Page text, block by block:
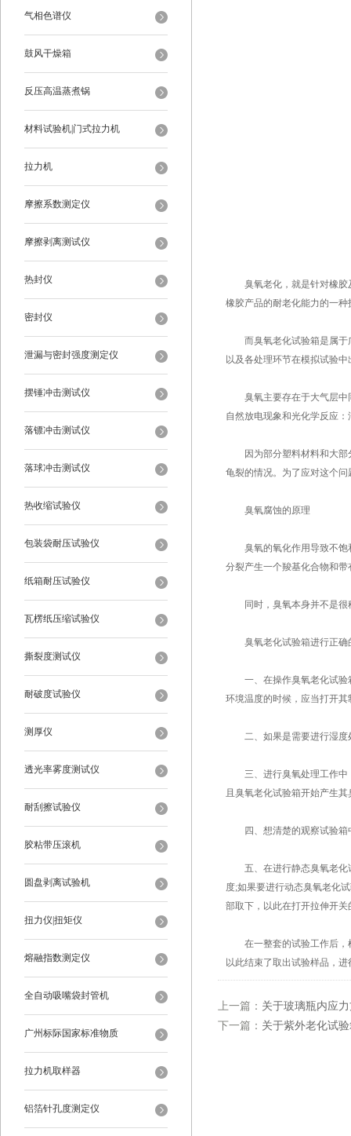
气相色谱仪
鼓风干燥箱
反压高温蒸煮锅
材料试验机|门式拉力机
拉力机
摩擦系数测定仪
摩擦剥离测试仪
热封仪
密封仪
泄漏与密封强度测定仪
摆锤冲击测试仪
落镖冲击测试仪
落球冲击测试仪
热收缩试验仪
包装袋耐压试验仪
纸箱耐压试验仪
瓦楞纸压缩试验仪
撕裂度测试仪
耐破度试验仪
测厚仪
透光率雾度测试仪
耐刮擦试验仪
胶粘带压滚机
圆盘剥离试验机
扭力仪|扭矩仪
熔融指数测定仪
全自动吸嘴袋封管机
广州标际国家标准物质
拉力机取样器
铝箔针孔度测定仪
臭氧老化，就是针对橡胶
橡胶产品的耐老化能力的一种
而臭氧老化试验箱是属于
以及各处理环节在模拟试验
臭氧主要存在于大气层中
自然放电现象和光化学反应
因为部分塑料材料和大部
龟裂的情况。为了应对这个
臭氧腐蚀的原理
臭氧的氧化作用导致不饱
分裂产生一个羧基化合物和
同时，臭氧本身并不是很
臭氧老化试验箱进行正确
一、在操作臭氧老化试验
环境温度的时候，应当打开其
二、如果是需要进行湿度
三、进行臭氧处理工作中，
且臭氧老化试验箱开始产生
四、想清楚的观察试验箱
五、在进行静态臭氧老化
度;如果要进行动态臭氧老化
部取下，以此在打开拉伸开
在一整套的试验工作后，
以此结束了取出试验样品，
上一篇： 关于玻璃瓶内应
下一篇： 关于紫外老化试